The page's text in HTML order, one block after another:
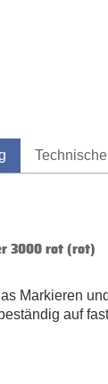
3000 rot (rot)
Markieren
auf